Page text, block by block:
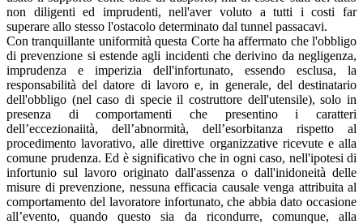
non diligenti ed imprudenti, nell'aver voluto a tutti i costi far
superare allo stesso l'ostacolo determinato dal tunnel passacavi.
Con tranquillante uniformità questa Corte ha affermato che l'obbligo
di prevenzione si estende agli incidenti che derivino da negligenza,
imprudenza e imperizia dell'infortunato, essendo esclusa, la
responsabilità del datore di lavoro e, in generale, del destinatario
dell'obbligo (nel caso di specie il costruttore dell'utensile), solo in
presenza di comportamenti che presentino i caratteri
dell’eccezionaiità, dell’abnormità, dell’esorbitanza rispetto al
procedimento lavorativo, alle direttive organizzative ricevute e alla
comune prudenza. Ed è significativo che in ogni caso, nell'ipotesi di
infortunio sul lavoro originato dall'assenza o dall'inidoneità delle
misure di prevenzione, nessuna efficacia causale venga attribuita al
comportamento del lavoratore infortunato, che abbia dato occasione
all’evento, quando questo sia da ricondurre, comunque, alla